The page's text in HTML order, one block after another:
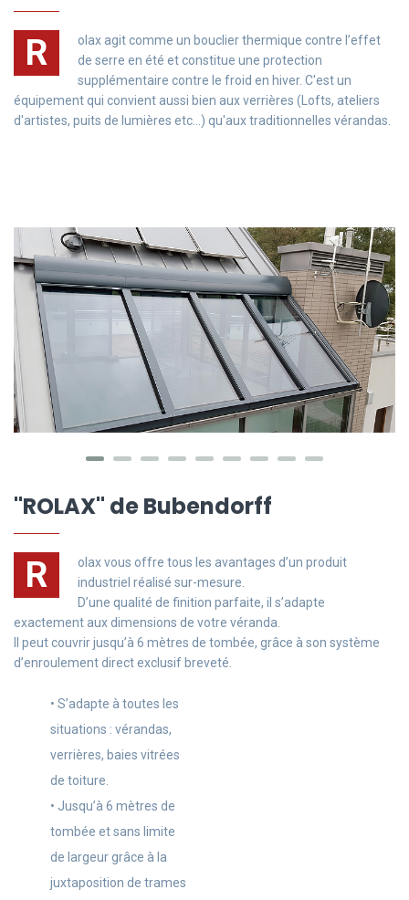
R
olax agit comme un bouclier thermique contre l’effet
de serre en été et constitue une protection
supplémentaire contre le froid en hiver. C'est un
équipement qui convient aussi bien aux verrières (Lofts, ateliers
d'artistes, puits de lumières etc...) qu'aux traditionnelles vérandas.
"ROLAX" de Bubendorff
R
olax vous offre tous les avantages d’un produit
industriel réalisé sur-mesure.
D’une qualité de finition parfaite, il s’adapte
exactement aux dimensions de votre véranda.
Il peut couvrir jusqu’à 6 mètres de tombée, grâce à son système
d’enroulement direct exclusif breveté.
• S’adapte à toutes les
situations : vérandas,
verrières, baies vitrées
de toiture.
• Jusqu’à 6 mètres de
tombée et sans limite
de largeur grâce à la
juxtaposition de trames